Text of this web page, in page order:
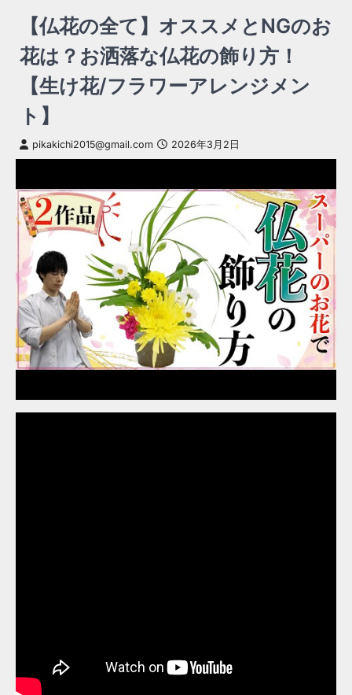
【仏花の全て】オススメとNGのお
花は？お洒落な仏花の飾り方！
【生け花/フラワーアレンジメン
ト】
pikakichi2015@gmail.com 2026年3月2日